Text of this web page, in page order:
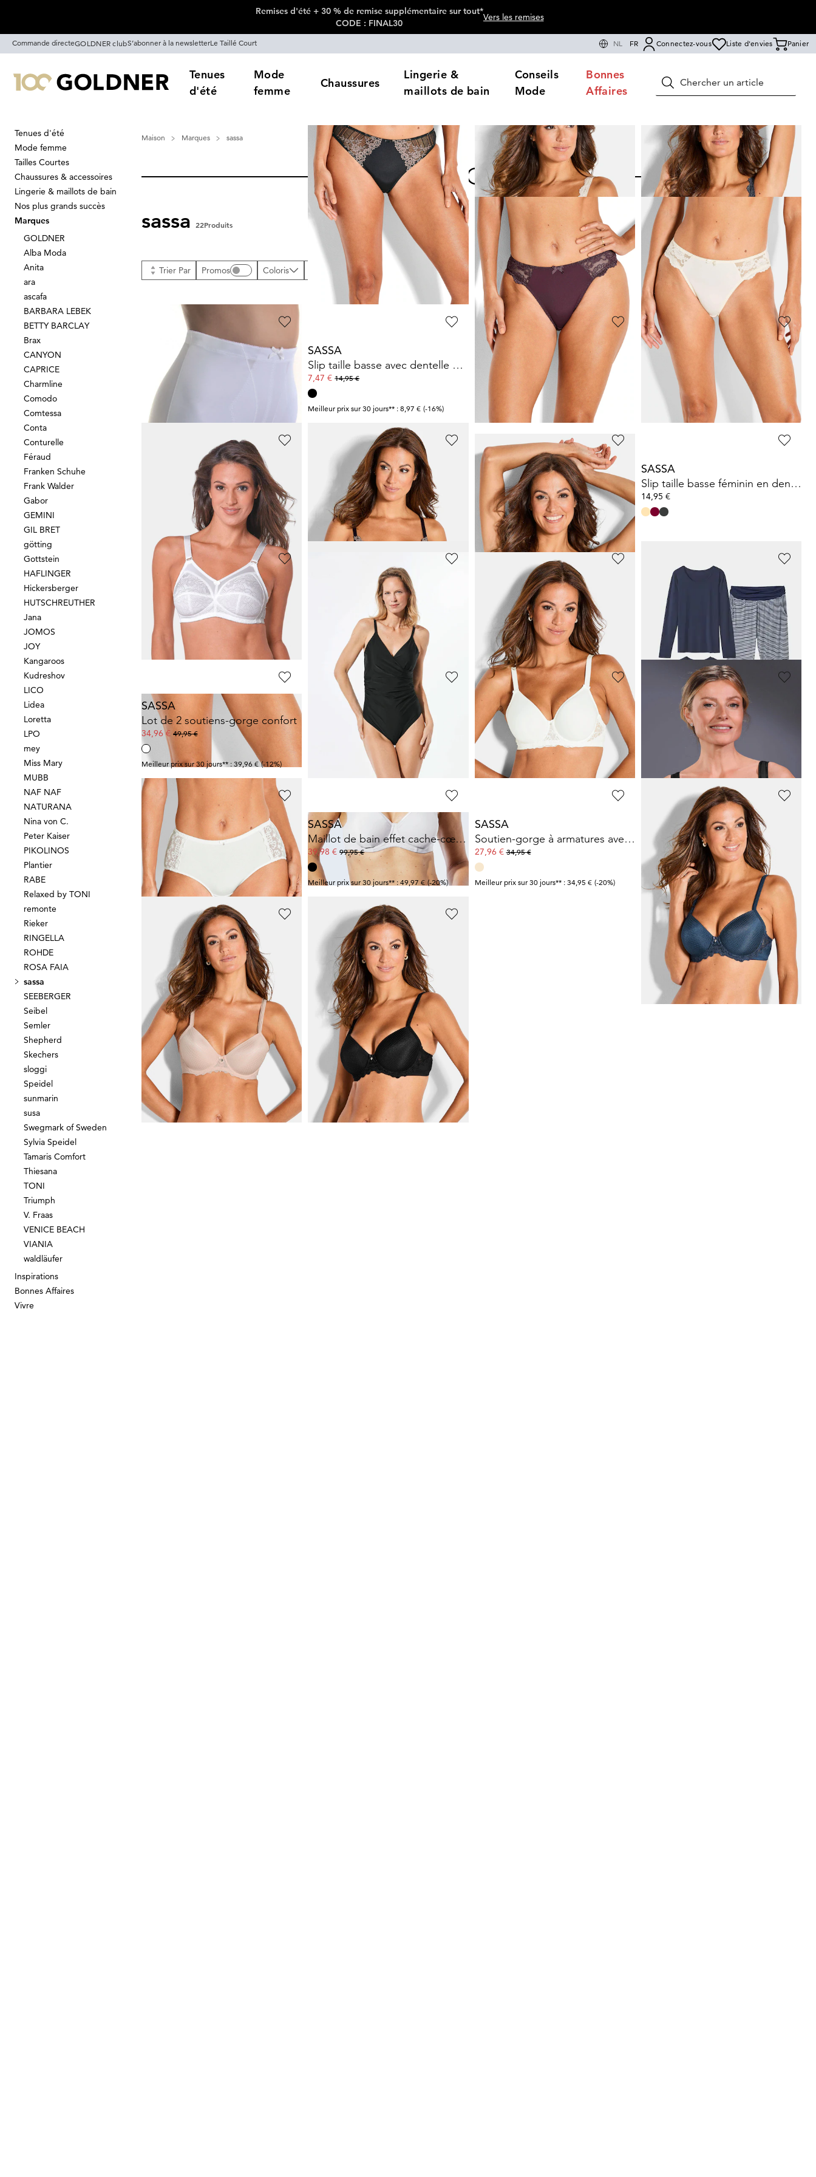
Remises d'été + 30 % de remise supplémentaire sur tout*
CODE : FINAL30
Vers les remises
Commande directeGOLDNER clubS’abonner à la newsletterLe Taillé Court NL FR Connectez-vous Liste d'envies Panier
Tenues
d'été
Mode
femme
Chaussures
Lingerie &
maillots de bain
Conseils
Mode
Bonnes
Affaires
Rechercher
Tenues d'été
Mode femme
Tailles Courtes
Chaussures & accessoires
Lingerie & maillots de bain
Nos plus grands succès
Marques
GOLDNER
Alba Moda
Anita
ara
ascafa
BARBARA LEBEK
BETTY BARCLAY
Brax
CANYON
CAPRICE
Charmline
Comodo
Comtessa
Conta
Conturelle
Féraud
Franken Schuhe
Frank Walder
Gabor
GEMINI
GIL BRET
götting
Gottstein
HAFLINGER
Hickersberger
HUTSCHREUTHER
Jana
JOMOS
JOY
Kangaroos
Kudreshov
LICO
Lidea
Loretta
LPO
mey
Miss Mary
MUBB
NAF NAF
NATURANA
Nina von C.
Peter Kaiser
PIKOLINOS
Plantier
RABE
Relaxed by TONI
remonte
Rieker
RINGELLA
ROHDE
ROSA FAIA
sassa
SEEBERGER
Seibel
Semler
Shepherd
Skechers
sloggi
Speidel
sunmarin
susa
Swegmark of Sweden
Sylvia Speidel
Tamaris Comfort
Thiesana
TONI
Triumph
V. Fraas
VENICE BEACH
VIANIA
waldläufer
Inspirations
Bonnes Affaires
Vivre
Maison Marques sassa
MARQUES
sassa 22Produits
Trier Par Promos Coloris
Panty renforcé
19,95 €
SASSA
Slip taille basse avec dentelle fleurie
7,47 €14,95 €
Meilleur prix sur 30 jours** : 8,97 € (-16%)
SASSA
29,95 €
SASSA
Soutien-gorge à armatures orné de dentelle
29,95 €
Meilleur prix sur 30 jours** : 29,95 €
109,95 €
Meilleur prix sur 30 jours** : 65,97 € (-16%)
29,95 €
SASSA
Slip taille basse féminin en dentelle
11,96 €14,95 €
Meilleur prix sur 30 jours** : 14,95 € (-20%)
SASSA
Slip taille basse féminin en dentelle
14,95 €
SASSA
11,96 € 14,95 €
Meilleur prix sur 30 jours** : 14,95 € (-20%)
Ensemble de maison 3 pièces
119,95 €
Meilleur prix sur 30 jours** : 119,95 €
SASSA
20,99 € 29,99 €
Meilleur prix sur 30 jours** : 23,99 € (-12%)
SASSA
54,97 €
Meilleur prix sur 30 jours** : 65,97 € (-16%)
SASSA
Lot de 2 soutiens-gorge confort
34,96 € 49,95 €
Meilleur prix sur 30 jours** : 39,96 € (-12%)
29,99 €
Meilleur prix sur 30 jours** : 14,99 €
SASSA
Soutien-gorge à armatures orné de dentelle
23,96 € 29,95 €
Meilleur prix sur 30 jours** : 29,95 € (-20%)
29,99 €
Meilleur prix sur 30 jours** : 23,99 € (-12%)
SASSA
Slip taille haute avec broderie élégant
15,96 €19,95 €
Meilleur prix sur 30 jours** : 19,95 €
SASSA
Maillot de bain effet cache-cœur et coques souples
39,98 €99,95 €
Meilleur prix sur 30 jours** : 49,97 € (-20%)
SASSA
Soutien-gorge à armatures avec bonnets spacer
27,96 €34,95 €
Meilleur prix sur 30 jours** : 34,95 € (-20%)
SASSA
20,96 €29,95 €
Meilleur prix sur 30 jours** : 23,95 € (-12%)
SASSA
20,96 €29,95 €
Meilleur prix sur 30 jours** : 23,95 € (-12%)
SASSA
20,96 €29,95 €
Meilleur prix sur 30 jours** : 23,95 € (-12%)